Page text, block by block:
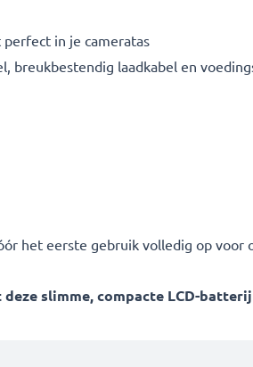
perfect in je cameratas
breukbestendig laadkabel en
het eerste gebruik volledig op voor
slimme, compacte LCD-